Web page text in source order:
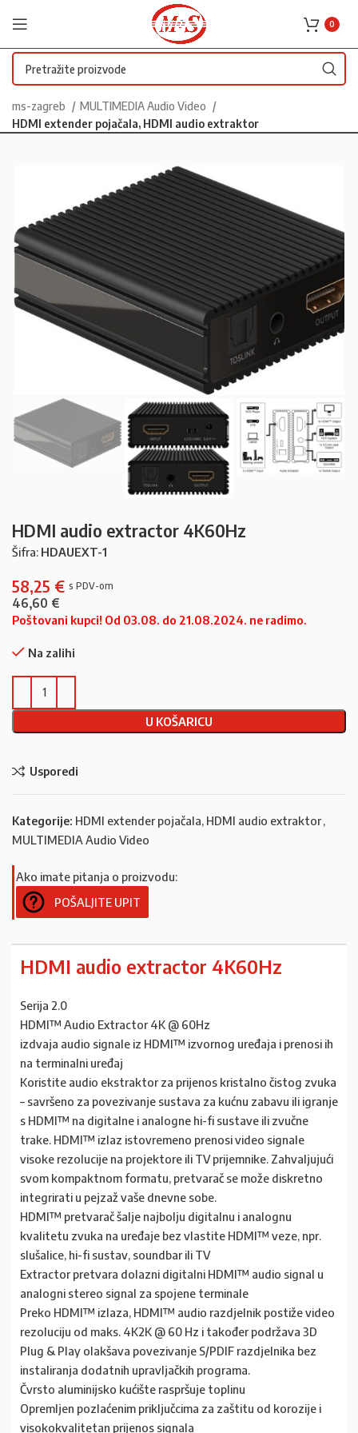
0
ms-zagreb
MULTIMEDIA Audio Video
HDMI extender pojačala, HDMI audio extraktor
HDMI audio extractor 4K60Hz
Šifra: HDAUEXT-1
58,25 €
46,60 €
Poštovani kupci! Od 03.08. do 21.08.2024. ne radimo.
Na zalihi
U KOŠARICU
Usporedi
Kategorije: HDMI extender pojačala, HDMI audio extraktor,
MULTIMEDIA Audio Video
Ako imate pitanja o proizvodu:
POŠALJITE UPIT
HDMI audio extractor 4K60Hz
Serija 2.0
HDMI™ Audio Extractor 4K @ 60Hz
izdvaja audio signale iz HDMI™ izvornog uređaja i prenosi ih
na terminalni uređaj
Koristite audio ekstraktor za prijenos kristalno čistog zvuka
– savršeno za povezivanje sustava za kućnu zabavu ili igranje
s HDMI™ na digitalne i analogne hi-fi sustave ili zvučne
trake. HDMI™ izlaz istovremeno prenosi video signale
visoke rezolucije na projektore ili TV prijemnike. Zahvaljujući
svom kompaktnom formatu, pretvarač se može diskretno
integrirati u pejzaž vaše dnevne sobe.
HDMI™ pretvarač šalje najbolju digitalnu i analognu
kvalitetu zvuka na uređaje bez vlastite HDMI™ veze, npr.
slušalice, hi-fi sustav, soundbar ili TV
Extractor pretvara dolazni digitalni HDMI™ audio signal u
analogni stereo signal za spojene terminale
Preko HDMI™ izlaza, HDMI™ audio razdjelnik postiže video
rezoluciju od maks. 4K2K @ 60 Hz i također podržava 3D
Plug & Play olakšava povezivanje S/PDIF razdjelnika bez
instaliranja dodatnih upravljačkih programa.
Čvrsto aluminijsko kućište raspršuje toplinu
Opremljen pozlaćenim priključcima za zaštitu od korozije i
visokokvalitetan prijenos signala